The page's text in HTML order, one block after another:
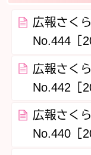
広報さく
No.444［
広報さく
No.442［
広報さく
No.440［